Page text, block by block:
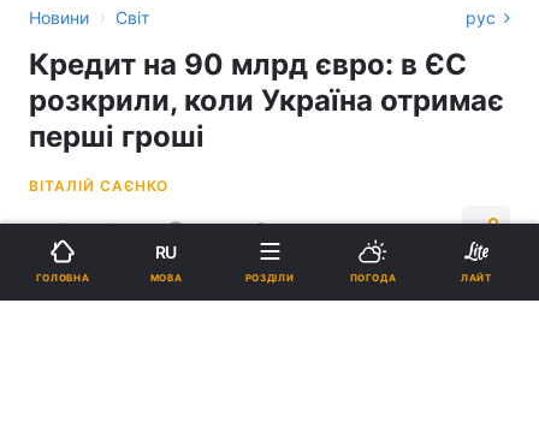
Новини › Світ рус
Кредит на 90 млрд євро: в ЄС
розкрили, коли Україна отримає
перші гроші
ВІТАЛІЙ САЄНКО
11:17, 11.05.26 2 хв. 4242
Підпишіться на нас в Google
ГОЛОВНА
RU
МОВА РОЗДІЛИ ПОГОДА ЛАЙТ